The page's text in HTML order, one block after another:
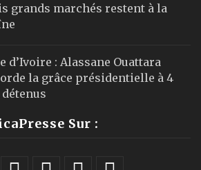
grands marchés restent à la
d’Ivoire : Alassane Ouattara
la grâce présidentielle à 4
détenus
Sur :